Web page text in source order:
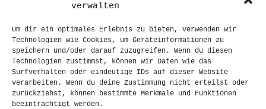
verwalten
Um dir ein optimales Erlebnis zu bieten, verwenden wir
Technologien wie Cookies, um Geräteinformationen zu
speichern und/oder darauf zuzugreifen. Wenn du diesen
Technologien zustimmst, können wir Daten wie das
Surfverhalten oder eindeutige IDs auf dieser Website
verarbeiten. Wenn du deine Zustimmung nicht erteilst oder
zurückziehst, können bestimmte Merkmale und Funktionen
beeinträchtigt werden.
Spyderco
Strider
Zero Tolerance
all Brands